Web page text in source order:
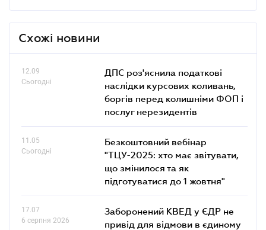
Схожі новини
12.09
Сьогодні
ДПС роз'яснила податкові
наслідки курсових коливань,
боргів перед колишніми ФОП і
послуг нерезидентів
11.05
Сьогодні
Безкоштовний вебінар
"ТЦУ-2025: хто має звітувати,
що змінилося та як
підготуватися до 1 жовтня"
17.07
6 серпня 2026
Заборонений КВЕД у ЄДР не
привід для відмови в єдиному